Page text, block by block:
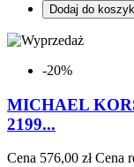
Dodaj do
-20%
MICHAEL
2199...
Cena 576,00 zł Cena